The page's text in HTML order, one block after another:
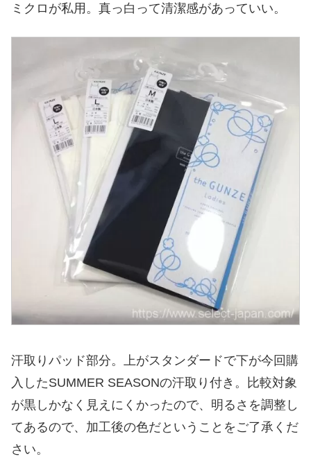
ミクロが私用。真っ白って清潔感があっていい。
汗取りパッド部分。上がスタンダードで下が今回購
入したSUMMER SEASONの汗取り付き。比較対象
が黒しかなく見えにくかったので、明るさを調整し
てあるので、加工後の色だということをご了承くだ
さい。